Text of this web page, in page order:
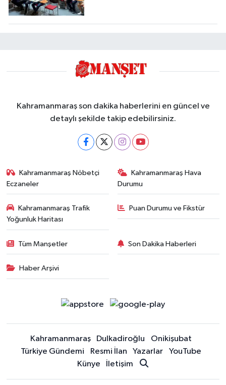
Kahramanmaraş son dakika haberlerini en güncel ve
detaylı şekilde takip edebilirsiniz.
Kahramanmaraş Nöbetçi
Eczaneler
Kahramanmaraş Hava
Durumu
Kahramanmaraş Trafik
Yoğunluk Haritası
Puan Durumu ve Fikstür
Tüm Manşetler Son Dakika Haberleri
Haber Arşivi
Kahramanmaraş Dulkadiroğlu
Onikişubat
Türkiye Gündemi
Resmi İlan Yazarlar
YouTube
Künye
İletişim